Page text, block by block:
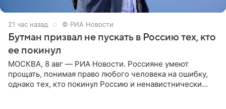
21 час назад © РИА Новости
Бутман призвал не пускать в Россию тех, кто
ее покинул
МОСКВА, 8 авг — РИА Новости. Россияне умеют
прощать, понимая право любого человека на ошибку,
однако тех, кто покинул Россию и ненавистнически